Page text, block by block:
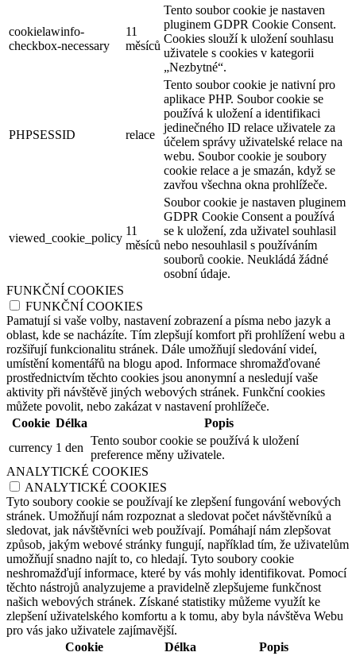
cookielawinfo-
checkbox-necessary
11
měsíců
Tento soubor cookie je nastaven
pluginem GDPR Cookie Consent.
Cookies slouží k uložení souhlasu
uživatele s cookies v kategorii
„Nezbytné“.
PHPSESSID relace
Tento soubor cookie je nativní pro
aplikace PHP. Soubor cookie se
používá k uložení a identifikaci
jedinečného ID relace uživatele za
účelem správy uživatelské relace na
webu. Soubor cookie je soubory
cookie relace a je smazán, když se
zavřou všechna okna prohlížeče.
viewed_cookie_policy
11
měsíců
Soubor cookie je nastaven pluginem
GDPR Cookie Consent a používá
se k uložení, zda uživatel souhlasil
nebo nesouhlasil s používáním
souborů cookie. Neukládá žádné
osobní údaje.
FUNKČNÍ COOKIES
FUNKČNÍ COOKIES
Pamatují si vaše volby, nastavení zobrazení a písma nebo jazyk a
oblast, kde se nacházíte. Tím zlepšují komfort při prohlížení webu a
rozšiřují funkcionalitu stránek. Dále umožňují sledování videí,
umístění komentářů na blogu apod. Informace shromažďované
prostřednictvím těchto cookies jsou anonymní a nesledují vaše
aktivity při návštěvě jiných webových stránek. Funkční cookies
můžete povolit, nebo zakázat v nastavení prohlížeče.
Cookie Délka
Popis
currency 1 den
Tento soubor cookie se používá k uložení
preference měny uživatele.
ANALYTICKÉ COOKIES
ANALYTICKÉ COOKIES
Tyto soubory cookie se používají ke zlepšení fungování webových
stránek. Umožňují nám rozpoznat a sledovat počet návštěvníků a
sledovat, jak návštěvníci web používají. Pomáhají nám zlepšovat
způsob, jakým webové stránky fungují, například tím, že uživatelům
umožňují snadno najít to, co hledají. Tyto soubory cookie
neshromažďují informace, které by vás mohly identifikovat. Pomocí
těchto nástrojů analyzujeme a pravidelně zlepšujeme funkčnost
našich webových stránek. Získané statistiky můžeme využít ke
zlepšení uživatelského komfortu a k tomu, aby byla návštěva Webu
pro vás jako uživatele zajímavější.
Cookie
Délka Popis